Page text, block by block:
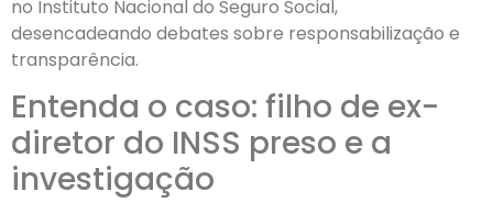
no Instituto Nacional do Seguro Social,
desencadeando debates sobre responsabilização e
transparência.
Entenda o caso: filho de ex-
diretor do INSS preso e a
investigação